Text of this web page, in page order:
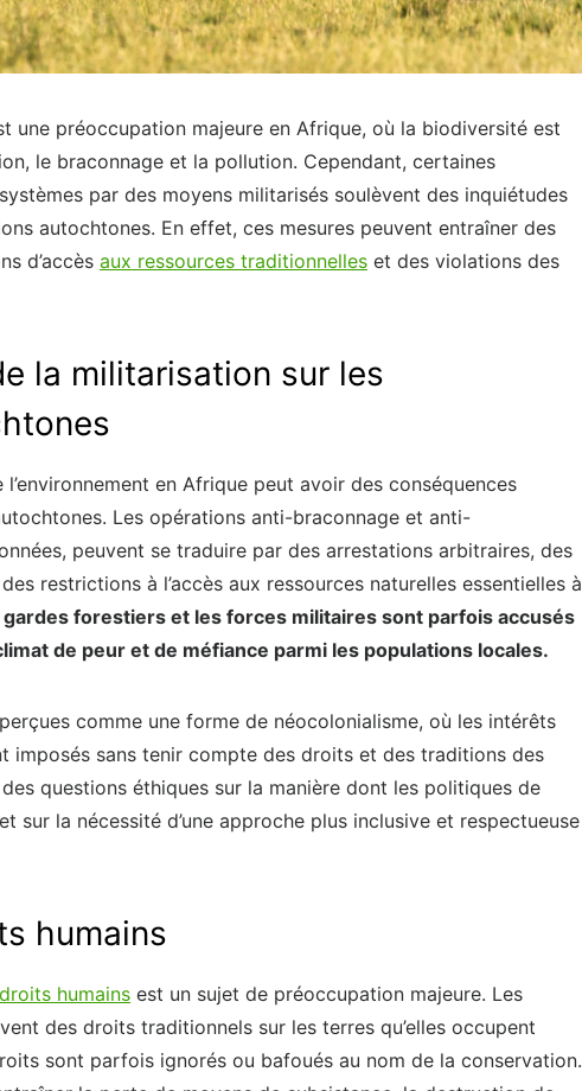
une préoccupation majeure en Afrique, où la biodiversité est
le braconnage et la pollution. Cependant, certaines
par des moyens militarisés soulèvent des inquiétudes
autochtones. En effet, ces mesures peuvent entraîner des
d’accès aux ressources traditionnelles et des violations des
la militarisation sur les
en Afrique peut avoir des conséquences
Les opérations anti-braconnage et anti-
peuvent se traduire par des arrestations arbitraires, des
restrictions à l’accès aux ressources naturelles essentielles à
gardes forestiers et les forces militaires sont parfois accusés
de peur et de méfiance parmi les populations locales.
comme une forme de néocolonialisme, où les intérêts
imposés sans tenir compte des droits et des traditions des
questions éthiques sur la manière dont les politiques de
sur la nécessité d’une approche plus inclusive et respectueuse
humains
humains est un sujet de préoccupation majeure. Les
des droits traditionnels sur les terres qu’elles occupent
sont parfois ignorés ou bafoués au nom de la conservation.